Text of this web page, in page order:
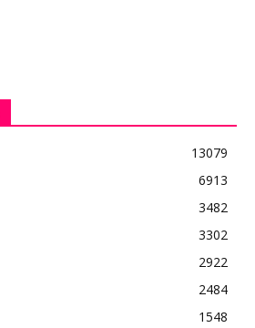
13079
6913
3482
3302
2922
2484
1548